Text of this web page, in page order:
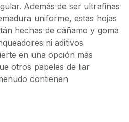
Además de ser ultrafinas
uniforme, estas hojas
hechas de cáñamo y goma
ni aditivos
en una opción más
otros papeles de liar
contienen